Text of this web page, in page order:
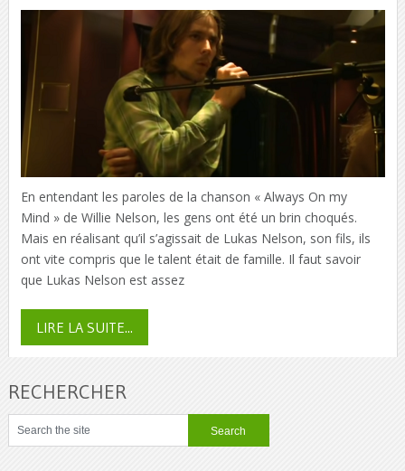
En entendant les paroles de la chanson « Always On my
Mind » de Willie Nelson, les gens ont été un brin choqués.
Mais en réalisant qu’il s’agissait de Lukas Nelson, son fils, ils
ont vite compris que le talent était de famille. Il faut savoir
que Lukas Nelson est assez
LIRE LA SUITE...
RECHERCHER